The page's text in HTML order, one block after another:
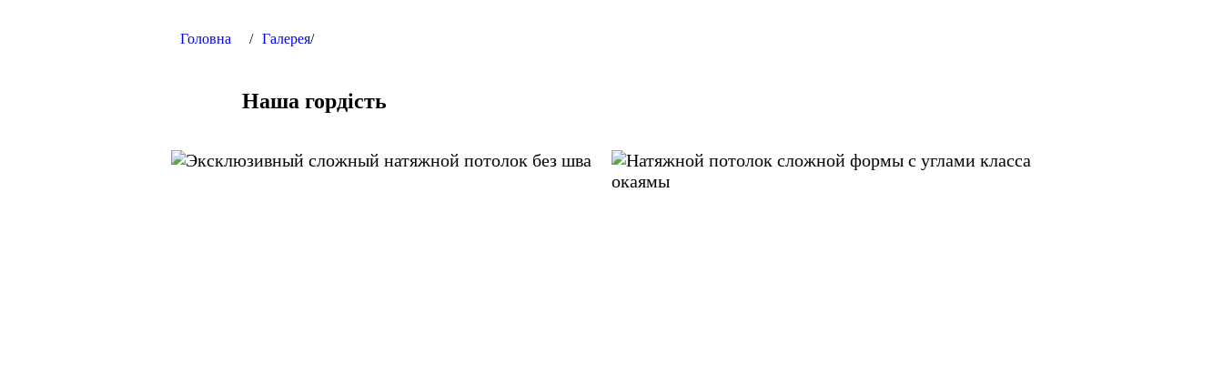
Головна / Галерея/
Наша гордість